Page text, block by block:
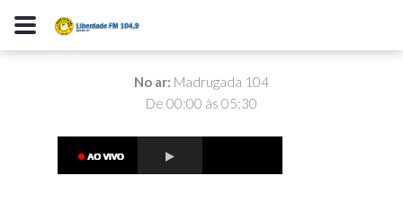
No ar: Madrugada 104
De 00:00 às 05:30